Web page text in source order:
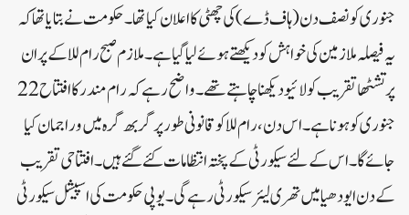
جنوری کو نصف دن (ہاف ڈے) کی چھٹی کا اعلان کیا تھا۔ حکومت نے بتایا تھا کہ
یہ فیصلہ ملازمین کی خواہش کو دیکھتے ہوئے لیا گیا ہے۔ ملازم صبح رام للا کے پران
پرتشٹھا تقریب کو لائیو دیکھنا چاہتے تھے۔ واضح رہے کہ رام مندرکا افتتاح 22
جنوری کو ہونا ہے۔ اس دن، رام للا کوقانونی طورپرگربھ گرہ میں وراجمان کیا
جائے گا۔ اس کے لئے سیکورٹی کے پختہ انتظامات کئے گئے ہیں۔ افتتاحی تقریب
کے دن ایودھیا میں تھری لیئرسیکورٹی رہے گی۔ یوپی حکومت کی اسپیشل سیکورٹی